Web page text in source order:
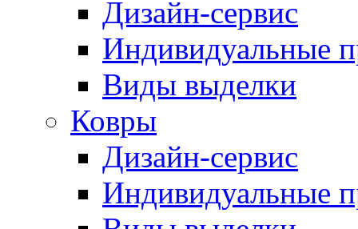
Дизайн-сервис
Индивидуальные
Виды выделки
Ковры
Дизайн-сервис
Индивидуальные